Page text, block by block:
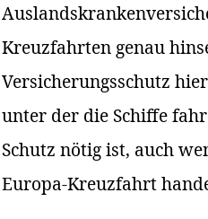
Kreuzfahrten genau
Versicherungsschutz
unter der die Schiffe
Schutz nötig ist, auch
Europa-Kreuzfahrt